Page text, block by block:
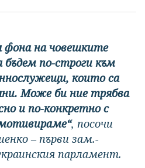
фона на човешките
по-строги към
които са
Може би ние трябва
и по-конкретно с
, посочи
– първи зам.-
парламент.